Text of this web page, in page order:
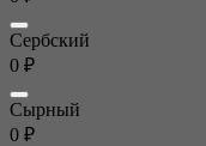
Сербский
0 ₽
Сырный
0 ₽